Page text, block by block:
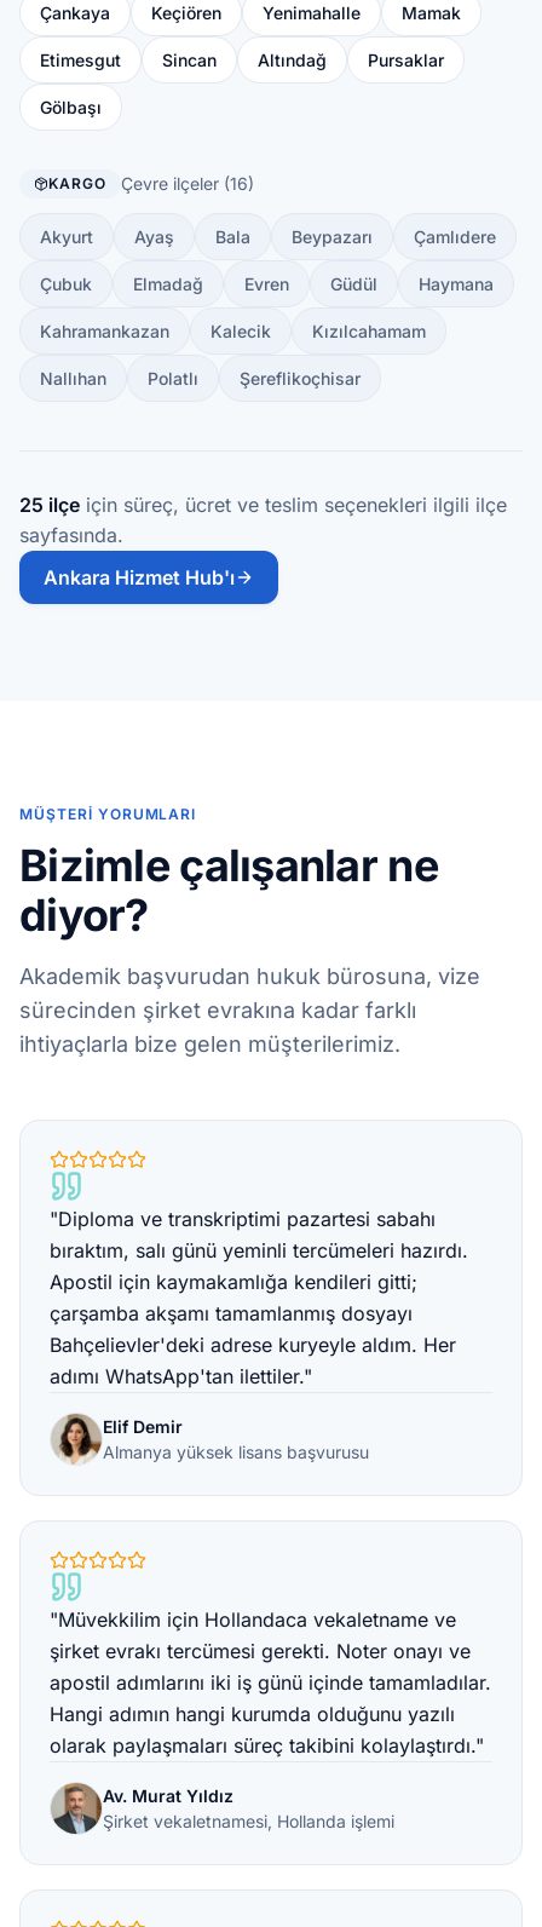
Çankaya Keçiören Yenimahalle Mamak
Etimesgut Sincan Altındağ Pursaklar
Gölbaşı
KARGO Çevre ilçeler (16)
Akyurt Ayaş Bala Beypazarı Çamlıdere
Çubuk Elmadağ Evren Güdül Haymana
Kahramankazan Kalecik Kızılcahamam
Nallıhan Polatlı Şereflikoçhisar
25 ilçe için süreç, ücret ve teslim seçenekleri ilgili ilçe
sayfasında.
Ankara Hizmet Hub'ı
MÜŞTERI YORUMLARI
Bizimle çalışanlar ne
diyor?
Akademik başvurudan hukuk bürosuna, vize
sürecinden şirket evrakına kadar farklı
ihtiyaçlarla bize gelen müşterilerimiz.
"Diploma ve transkriptimi pazartesi sabahı
bıraktım, salı günü yeminli tercümeleri hazırdı.
Apostil için kaymakamlığa kendileri gitti;
çarşamba akşamı tamamlanmış dosyayı
Bahçelievler'deki adrese kuryeyle aldım. Her
adımı WhatsApp'tan ilettiler."
Elif Demir
Almanya yüksek lisans başvurusu
"Müvekkilim için Hollandaca vekaletname ve
şirket evrakı tercümesi gerekti. Noter onayı ve
apostil adımlarını iki iş günü içinde tamamladılar.
Hangi adımın hangi kurumda olduğunu yazılı
olarak paylaşmaları süreç takibini kolaylaştırdı."
Av. Murat Yıldız
Şirket vekaletnamesi, Hollanda işlemi